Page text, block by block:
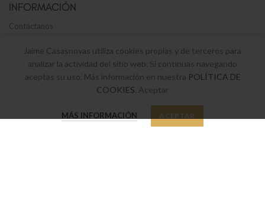
INFORMACIÓN
Contáctanos
Envíos y devoluciones
Términos y Condiciones legales
Jaime Casasnovas utiliza cookies propias y de terceros para
analizar la actividad del sitio web. Si continúas navegando
aceptas su uso. Más información en nuestra POLÍTICA DE
COOKIES . Aceptar
MÁS INFORMACIÓN ACEPTAR